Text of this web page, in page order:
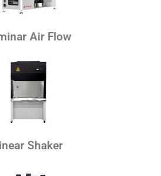
Air Flow
Shaker